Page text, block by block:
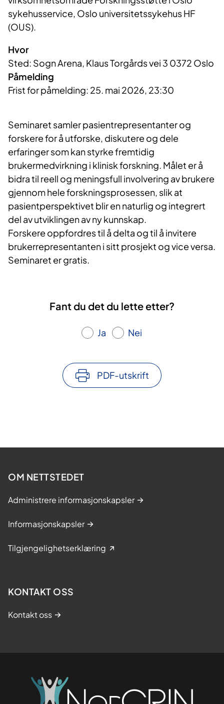
sykehusservice, Oslo universitetssykehus HF
(OUS).
Hvor
Sted: Sogn Arena, Klaus Torgårds vei 3 0372 Oslo
Påmelding
Frist for påmelding: 25. mai 2026, 23:30
Seminaret samler pasientrepresentanter og
forskere for å utforske, diskutere og dele
erfaringer som kan styrke fremtidig
brukermedvirkning i klinisk forskning. Målet er å
bidra til reell og meningsfull involvering av brukere
gjennom hele forskningsprosessen, slik at
pasientperspektivet blir en naturlig og integrert
del av utviklingen av ny kunnskap.
Forskere oppfordres til å delta og til å invitere
brukerrepresentanten i sitt prosjekt og vice versa.
Seminaret er gratis.
Fant du det du lette etter?
Ja Nei
PDF-utskrift
OM NETTSTEDET
Administrere informasjonskapsler
Informasjonskapsler
Tilgjengelighetserklæring
KONTAKT OSS
Kontakt oss